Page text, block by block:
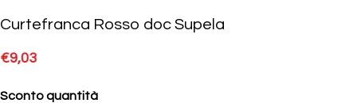
Curtefranca Rosso doc Supela
€9,03
Sconto quantità